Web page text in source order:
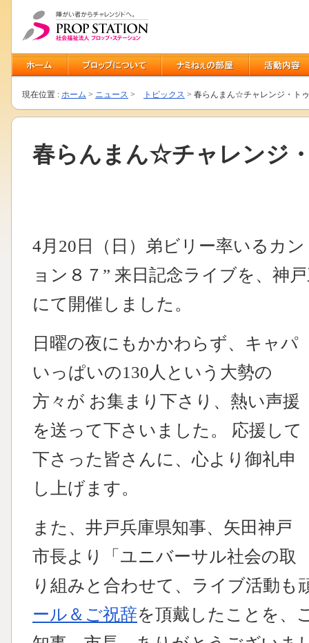
現在位置 : ホーム > ニュース > トピックス > 春らんまん☆チャレンジ・ト
春らんまん☆チャレンジ
4月20日（日）弟ビリー率いるカ
ョン８７” 来日記念ライブを、神
にて開催しました。
日曜の夜にもかかわらず、キャパ
いっぱいの130人という大勢の
方々が お集まり下さり、熱い声援
を送って下さいました。 応援して
下さった皆さんに、心より御礼申
し上げます。
また、井戸兵庫県知事、矢田神戸
市長より「ユニバーサル社会の取
り組みと合わせて、ライブ活動も
ール＆ご祝辞を頂戴したことを、